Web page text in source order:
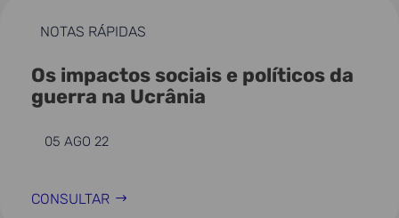
NOTAS RÁPIDAS
Os impactos sociais e políticos da
guerra na Ucrânia
05 AGO 22
CONSULTAR